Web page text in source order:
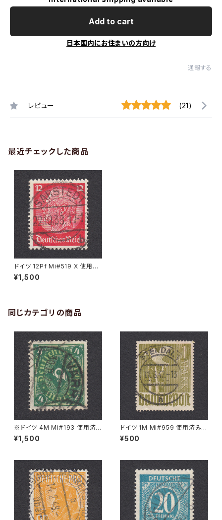
Add to cart
日本国内にお住まいの方向け
通報する
レビュー (21)
最近チェックした商品
ドイツ 12Pf Mi#519 X 使用済
み切手｜SARSTEDT 22.10.19
38
¥1,500
同じカテゴリの商品
※ドイツ 4M Mi#193 使用済
み切手｜VARREL 30.11.1922
¥1,500
ドイツ 1M Mi#959 使用済み切
手｜STENDAL 11.8.1947
¥500